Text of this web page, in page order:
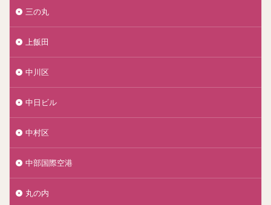
三の丸
上飯田
中川区
中日ビル
中村区
中部国際空港
丸の内